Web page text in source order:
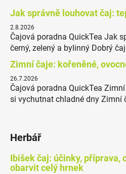
Jak správně louhovat čaj:
2.8.2026
Čajová poradna QuickTea Jak
černý, zelený a bylinný Dobrý
Zimní čaje: kořeněné,
26.7.2026
Čajová poradna QuickTea
si vychutnat chladné dny Zimní
Herbář
Ibišek čaj: účinky, příprava,
obarvit celý hrnek